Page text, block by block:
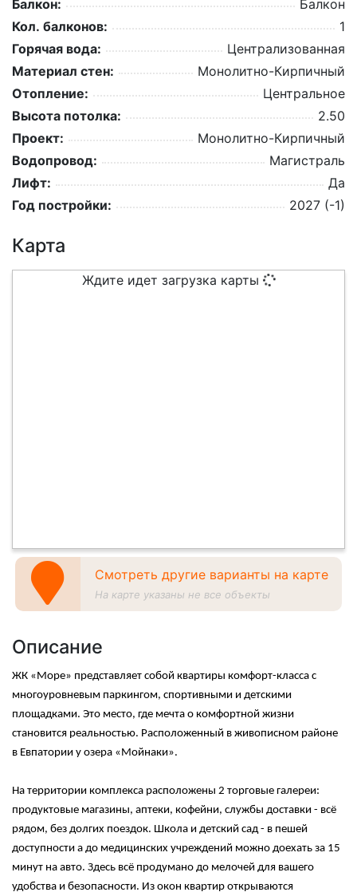
Балкон:
Балкон
Кол. балконов:
1
Горячая вода:
Централизованная
Материал стен:
Монолитно-Кирпичный
Отопление:
Центральное
Высота потолка:
2.50
Проект:
Монолитно-Кирпичный
Водопровод:
Магистраль
Лифт:
Да
Год постройки:
2027 (-1)
Карта
Ждите идет загрузка карты
Смотреть другие варианты на карте
На карте указаны не все объекты
Описание
ЖК «Море» представляет собой квартиры комфорт-класса с
многоуровневым паркингом, спортивными и детскими
площадками. Это место, где мечта о комфортной жизни
становится реальностью. Расположенный в живописном районе
в Евпатории у озера «Мойнаки».
На территории комплекса расположены 2 торговые галереи:
продуктовые магазины, аптеки, кофейни, службы доставки - всё
рядом, без долгих поездок. Школа и детский сад - в пешей
доступности а до медицинских учреждений можно доехать за 15
минут на авто. Здесь всё продумано до мелочей для вашего
удобства и безопасности. Из окон квартир открываются